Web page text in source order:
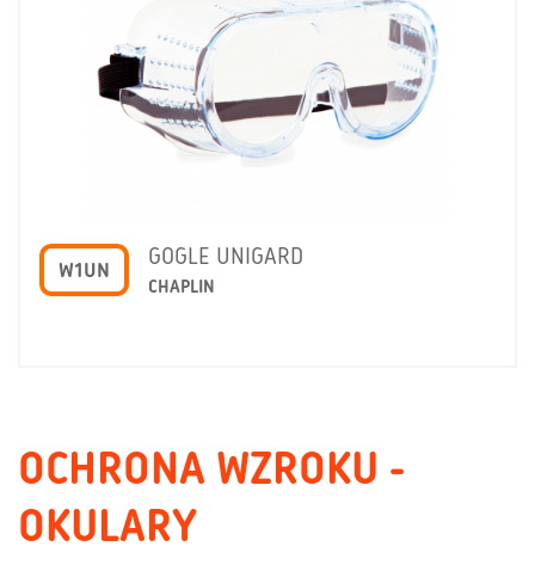
W1UN
GOGLE UNIGARD
CHAPLIN
OCHRONA WZROKU -
OKULARY